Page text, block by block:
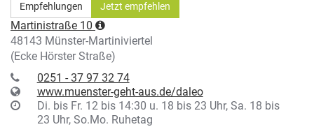
Empfehlungen Jetzt empfehlen
Martinistraße 10
48143 Münster-Martiniviertel
(Ecke Hörster Straße)
0251 - 37 97 32 74
www.muenster-geht-aus.de/daleo
Di. bis Fr. 12 bis 14:30 u. 18 bis 23 Uhr, Sa. 18 bis
23 Uhr, So.Mo. Ruhetag